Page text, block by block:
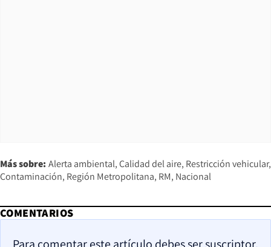
Más sobre: Alerta ambiental Calidad del aire Restricción vehicular
Contaminación Región Metropolitana RM Nacional
COMENTARIOS